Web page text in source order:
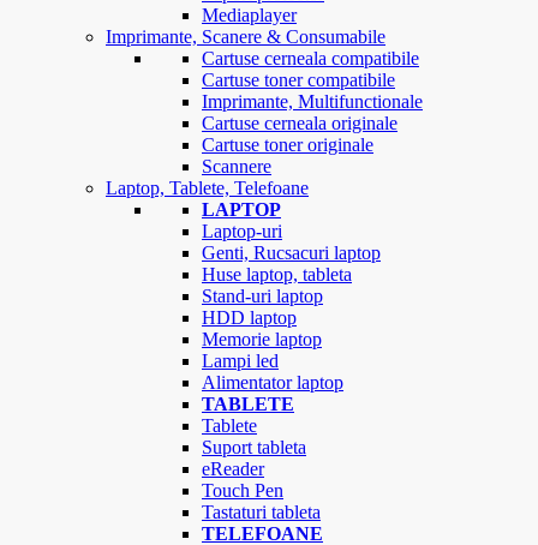
Mediaplayer
Imprimante, Scanere & Consumabile
Cartuse cerneala compatibile
Cartuse toner compatibile
Imprimante, Multifunctionale
Cartuse cerneala originale
Cartuse toner originale
Scannere
Laptop, Tablete, Telefoane
LAPTOP
Laptop-uri
Genti, Rucsacuri laptop
Huse laptop, tableta
Stand-uri laptop
HDD laptop
Memorie laptop
Lampi led
Alimentator laptop
TABLETE
Tablete
Suport tableta
eReader
Touch Pen
Tastaturi tableta
TELEFOANE